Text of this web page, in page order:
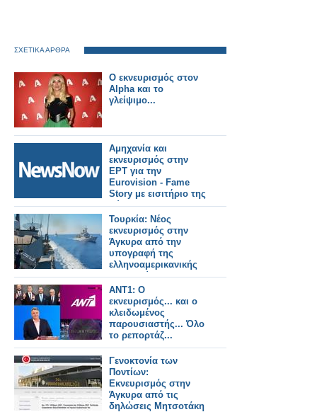
ΣΧΕΤΙΚΑ ΑΡΘΡΑ
Ο εκνευρισμός στον
Alpha και το
γλείψιμο...
Αμηχανία και
εκνευρισμός στην
ΕΡΤ για την
Eurovision - Fame
Story με εισιτήριο της
Κύπρου ;
Τουρκία: Νέος
εκνευρισμός στην
Άγκυρα από την
υπογραφή της
ελληνοαμερικανικής
συμφωνίας
ΑΝΤ1: Ο
εκνευρισμός... και ο
κλειδωμένος
παρουσιαστής... Όλο
το ρεπορτάζ...
Γενοκτονία των
Ποντίων:
Εκνευρισμός στην
Άγκυρα από τις
δηλώσεις Μητσοτάκη